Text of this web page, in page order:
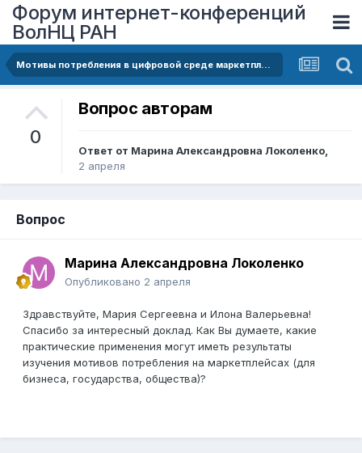
Форум интернет-конференций
ВолНЦ РАН
Мотивы потребления в цифровой среде маркетплейсов
0
Вопрос авторам
Ответ от Марина Александровна Локоленко,
2 апреля
Вопрос
Марина Александровна Локоленко
Опубликовано 2 апреля
Здравствуйте, Мария Сергеевна и Илона Валерьевна!
Спасибо за интересный доклад. Как Вы думаете, какие
практические применения могут иметь результаты
изучения мотивов потребления на маркетплейсах (для
бизнеса, государства, общества)?